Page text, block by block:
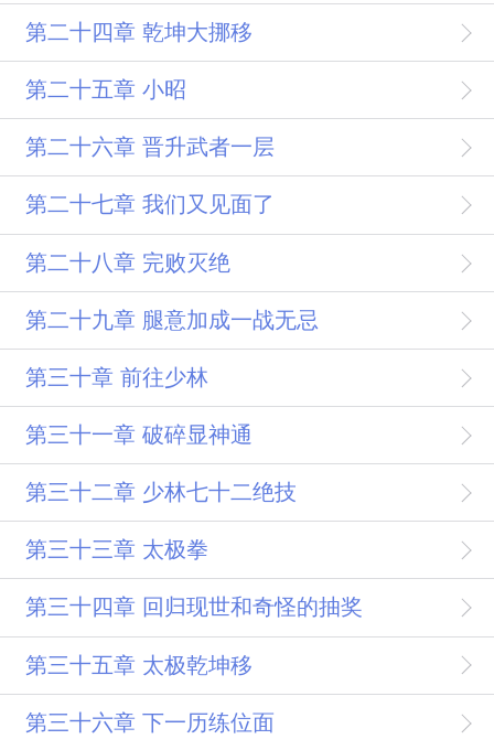
第二十四章 乾坤大挪移
第二十五章 小昭
第二十六章 晋升武者一层
第二十七章 我们又见面了
第二十八章 完败灭绝
第二十九章 腿意加成一战无忌
第三十章 前往少林
第三十一章 破碎显神通
第三十二章 少林七十二绝技
第三十三章 太极拳
第三十四章 回归现世和奇怪的抽奖
第三十五章 太极乾坤移
第三十六章 下一历练位面